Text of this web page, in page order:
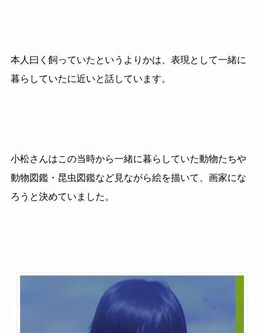
本人曰く飼っていたというよりかは、表現として一緒に
暮らしていたに近いと話しています。
小松さんはこの当時から一緒に暮らしていた動物たちや
動物図鑑・昆虫図鑑など見ながら絵を描いて、画家にな
ろうと決めていました。